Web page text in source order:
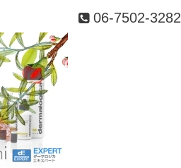
06-7502-3282